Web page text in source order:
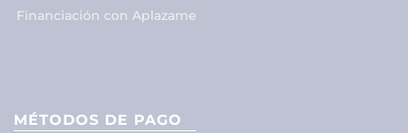
Financiación con Aplazame
MÉTODOS DE PAGO